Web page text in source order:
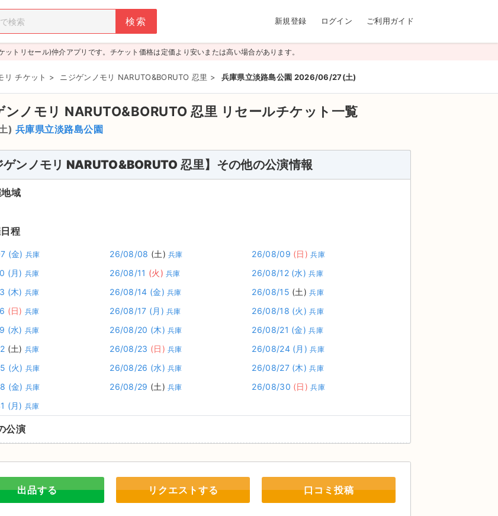
新規登録 ログイン ご利用ガイド
ットリセール)仲介アプリです。チケット価格は定価より安いまたは高い場合があります。
リ チケット > ニジゲンノモリ NARUTO&BORUTO 忍里 > 兵庫県立淡路島公園 2026/06/27(土)
ンノモリ NARUTO&BORUTO 忍里 リセールチケット一覧
) 兵庫県立淡路島公園
ゲンノモリ NARUTO&BORUTO 忍里】その他の公演情報
域
程
(金) 兵庫 26/08/08 (土) 兵庫 26/08/09 (日) 兵庫
(月) 兵庫 26/08/11 (火) 兵庫 26/08/12 (水) 兵庫
(木) 兵庫 26/08/14 (金) 兵庫 26/08/15 (土) 兵庫
(日) 兵庫 26/08/17 (月) 兵庫 26/08/18 (火) 兵庫
(水) 兵庫 26/08/20 (木) 兵庫 26/08/21 (金) 兵庫
(土) 兵庫 26/08/23 (日) 兵庫 26/08/24 (月) 兵庫
(火) 兵庫 26/08/26 (水) 兵庫 26/08/27 (木) 兵庫
(金) 兵庫 26/08/29 (土) 兵庫 26/08/30 (日) 兵庫
(月) 兵庫
公演
出品する リクエストする 口コミ投稿